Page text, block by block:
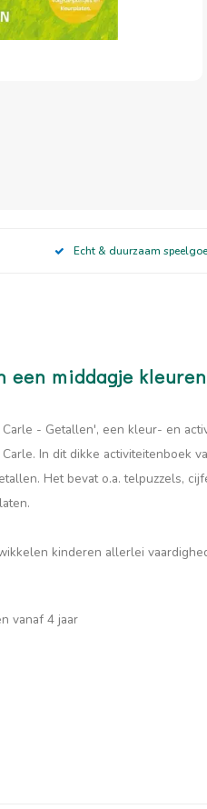
Echt & duurzaam
een middagje
- Getallen', een kleur- en
In dit dikke activiteitenboek
Het bevat o.a. telpuzzels,
kinderen allerlei
vanaf 4 jaar